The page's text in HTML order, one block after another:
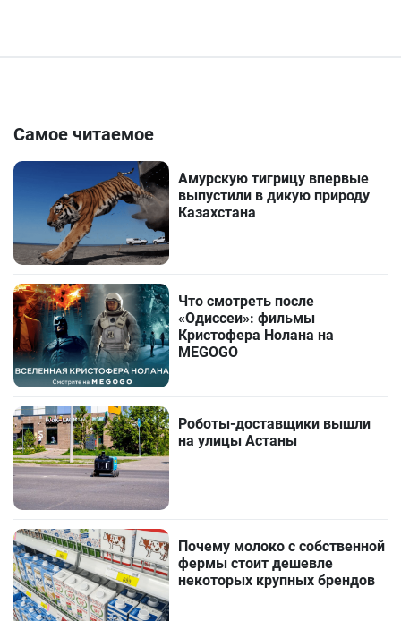
Самое читаемое
Амурскую тигрицу впервые
выпустили в дикую природу
Казахстана
Что смотреть после
«Одиссеи»: фильмы
Кристофера Нолана на
MEGOGO
Роботы-доставщики вышли
на улицы Астаны
Почему молоко с собственной
фермы стоит дешевле
некоторых крупных брендов